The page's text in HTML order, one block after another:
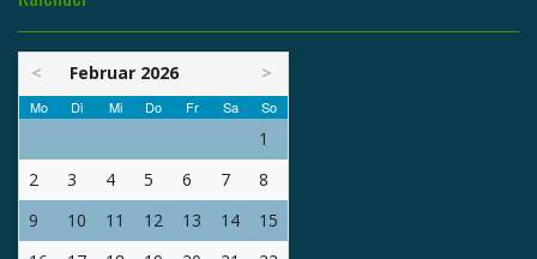
< Februar 2026 >
Mo Di Mi Do Fr Sa So
1
2
3 4 5 6 7
8
9
10 11 12 13 14
15